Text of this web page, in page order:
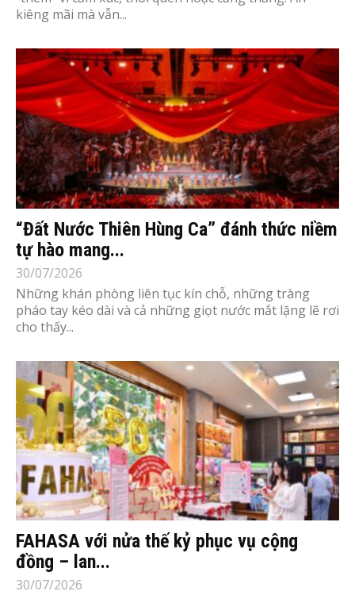
kiêng mãi mà vẫn...
“Đất Nước Thiên Hùng Ca” đánh thức niềm
tự hào mang...
30/07/2026
Những khán phòng liên tục kín chỗ, những tràng
pháo tay kéo dài và cả những giọt nước mắt lặng lẽ rơi
cho thấy...
FAHASA với nửa thế kỷ phục vụ cộng
đồng – lan...
30/07/2026